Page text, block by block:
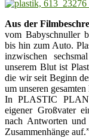
Aus der
vom Babyschnuller
bis hin zum Auto.
inzwischen
unserem Blut ist
die wir seit Beginn
um unseren
In PLASTIC
eigener Großvater
nach Antworten
Zusammenhänge